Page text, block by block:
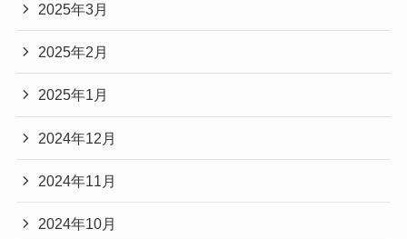
2025年3月
2025年2月
2025年1月
2024年12月
2024年11月
2024年10月